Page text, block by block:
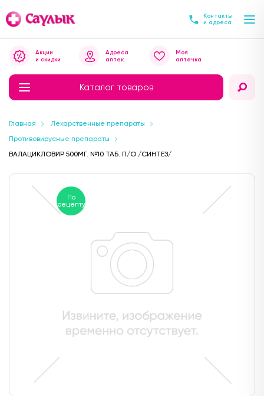
Контакты
и адреса
Каталог товаров
Акции
и скидки
Адреса
аптек
Моя
аптечка
Главная
Лекарственные препараты
Противовирусные препараты
ВАЛАЦИКЛОВИР 500МГ. №10 ТАБ. П/О /СИНТЕЗ/
По
рецепту